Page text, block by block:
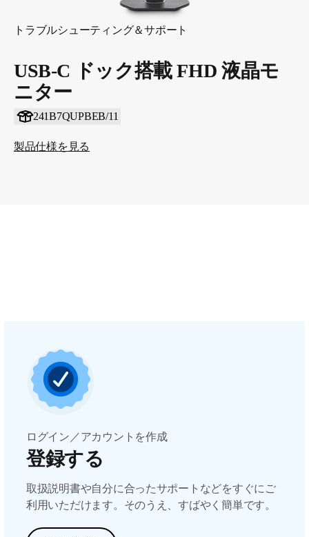
トラブルシューティング＆サポート
USB-C ドック搭載 FHD 液晶モ
ニター
241B7QUPBEB/11
製品仕様を見る
ログイン／アカウントを作成
登録する
取扱説明書や自分に合ったサポートなどをすぐにご
利用いただけます。そのうえ、すばやく簡単です。